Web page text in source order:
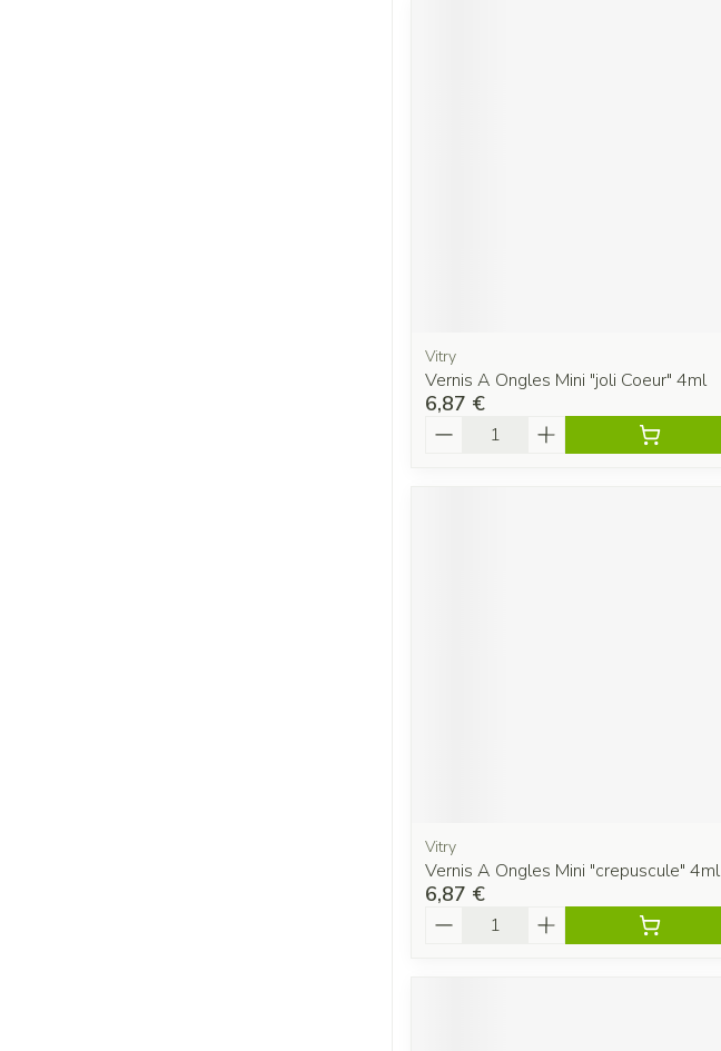
Vitry
Vernis A Ongles Mini "joli Coeur" 4ml
6,87 €
Quantité
Vitry
Vernis A Ongles Mini "crepuscule" 4ml
6,87 €
Quantité